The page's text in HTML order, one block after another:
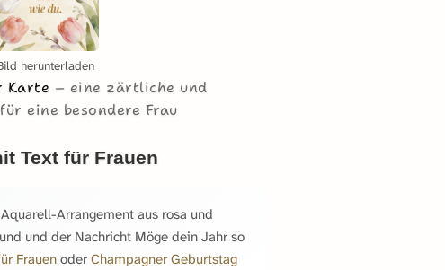
herunterladen
Karte
eine zärtliche und
eine besondere Frau
Text für Frauen
Arrangement aus rosa und
und der Nachricht Möge dein Jahr so
Frauenoder Champagner Geburtstag